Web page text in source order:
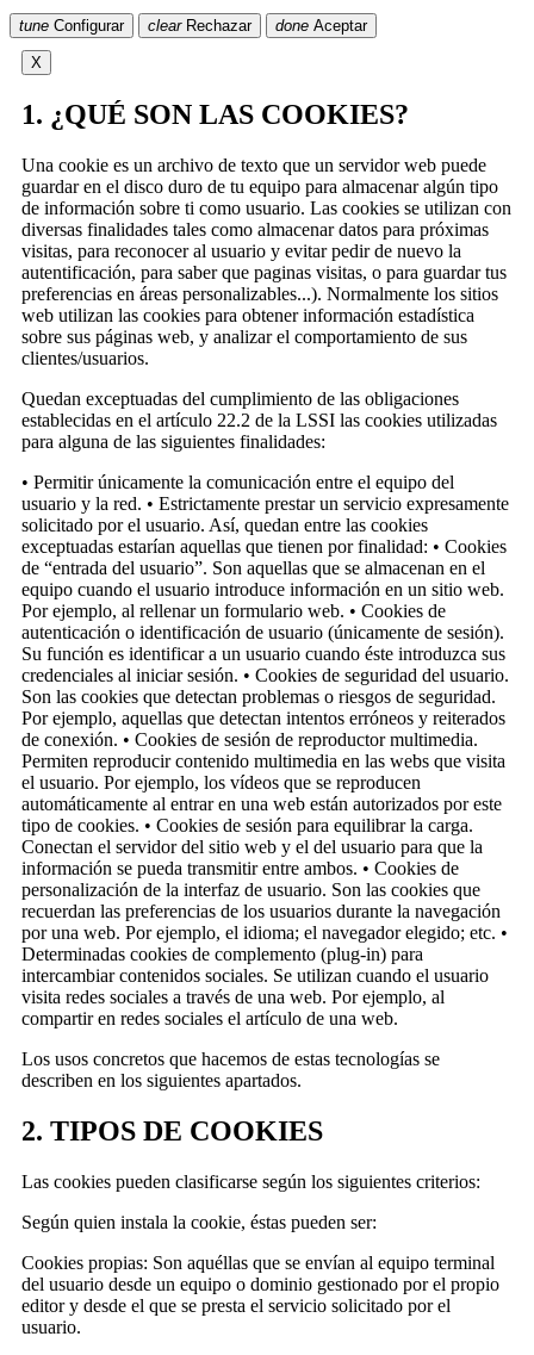
tune Configurar clear Rechazar done Aceptar
X
1. ¿QUÉ SON LAS COOKIES?
Una cookie es un archivo de texto que un servidor web puede
guardar en el disco duro de tu equipo para almacenar algún tipo
de información sobre ti como usuario. Las cookies se utilizan con
diversas finalidades tales como almacenar datos para próximas
visitas, para reconocer al usuario y evitar pedir de nuevo la
autentificación, para saber que paginas visitas, o para guardar tus
preferencias en áreas personalizables...). Normalmente los sitios
web utilizan las cookies para obtener información estadística
sobre sus páginas web, y analizar el comportamiento de sus
clientes/usuarios.
Quedan exceptuadas del cumplimiento de las obligaciones
establecidas en el artículo 22.2 de la LSSI las cookies utilizadas
para alguna de las siguientes finalidades:
• Permitir únicamente la comunicación entre el equipo del
usuario y la red. • Estrictamente prestar un servicio expresamente
solicitado por el usuario. Así, quedan entre las cookies
exceptuadas estarían aquellas que tienen por finalidad: • Cookies
de “entrada del usuario”. Son aquellas que se almacenan en el
equipo cuando el usuario introduce información en un sitio web.
Por ejemplo, al rellenar un formulario web. • Cookies de
autenticación o identificación de usuario (únicamente de sesión).
Su función es identificar a un usuario cuando éste introduzca sus
credenciales al iniciar sesión. • Cookies de seguridad del usuario.
Son las cookies que detectan problemas o riesgos de seguridad.
Por ejemplo, aquellas que detectan intentos erróneos y reiterados
de conexión. • Cookies de sesión de reproductor multimedia.
Permiten reproducir contenido multimedia en las webs que visita
el usuario. Por ejemplo, los vídeos que se reproducen
automáticamente al entrar en una web están autorizados por este
tipo de cookies. • Cookies de sesión para equilibrar la carga.
Conectan el servidor del sitio web y el del usuario para que la
información se pueda transmitir entre ambos. • Cookies de
personalización de la interfaz de usuario. Son las cookies que
recuerdan las preferencias de los usuarios durante la navegación
por una web. Por ejemplo, el idioma; el navegador elegido; etc. •
Determinadas cookies de complemento (plug-in) para
intercambiar contenidos sociales. Se utilizan cuando el usuario
visita redes sociales a través de una web. Por ejemplo, al
compartir en redes sociales el artículo de una web.
Los usos concretos que hacemos de estas tecnologías se
describen en los siguientes apartados.
2. TIPOS DE COOKIES
Las cookies pueden clasificarse según los siguientes criterios:
Según quien instala la cookie, éstas pueden ser:
Cookies propias: Son aquéllas que se envían al equipo terminal
del usuario desde un equipo o dominio gestionado por el propio
editor y desde el que se presta el servicio solicitado por el
usuario.